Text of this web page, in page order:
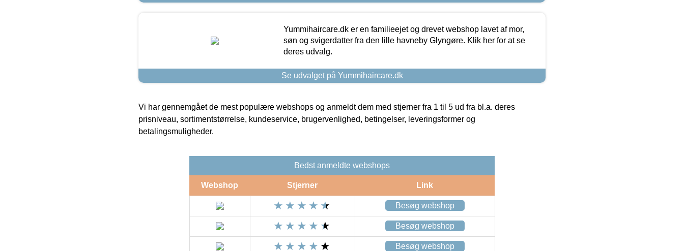
Yummihaircare.dk er en familieejet og drevet webshop lavet af mor,
søn og svigerdatter fra den lille havneby Glyngøre. Klik her for at se
deres udvalg.
Se udvalget på Yummihaircare.dk
Vi har gennemgået de mest populære webshops og anmeldt dem med stjerner fra 1 til 5 ud fra bl.a. deres
prisniveau, sortimentstørrelse, kundeservice, brugervenlighed, betingelser, leveringsformer og
betalingsmuligheder.
Bedst anmeldte webshops
Webshop Stjerner Link
Besøg webshop
Besøg webshop
Besøg webshop